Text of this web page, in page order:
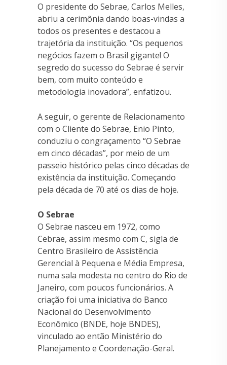
O presidente do Sebrae, Carlos Melles,
abriu a cerimônia dando boas-vindas a
todos os presentes e destacou a
trajetória da instituição. “Os pequenos
negócios fazem o Brasil gigante! O
segredo do sucesso do Sebrae é servir
bem, com muito conteúdo e
metodologia inovadora”, enfatizou.
A seguir, o gerente de Relacionamento
com o Cliente do Sebrae, Enio Pinto,
conduziu o congraçamento “O Sebrae
em cinco décadas”, por meio de um
passeio histórico pelas cinco décadas de
existência da instituição. Começando
pela década de 70 até os dias de hoje.
O Sebrae
O Sebrae nasceu em 1972, como
Cebrae, assim mesmo com C, sigla de
Centro Brasileiro de Assistência
Gerencial à Pequena e Média Empresa,
numa sala modesta no centro do Rio de
Janeiro, com poucos funcionários. A
criação foi uma iniciativa do Banco
Nacional do Desenvolvimento
Econômico (BNDE, hoje BNDES),
vinculado ao então Ministério do
Planejamento e Coordenação-Geral.